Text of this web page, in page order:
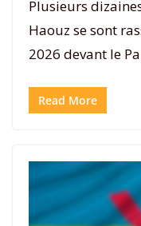
Plusieurs
Haouz se sont
2026 devant le
Read More